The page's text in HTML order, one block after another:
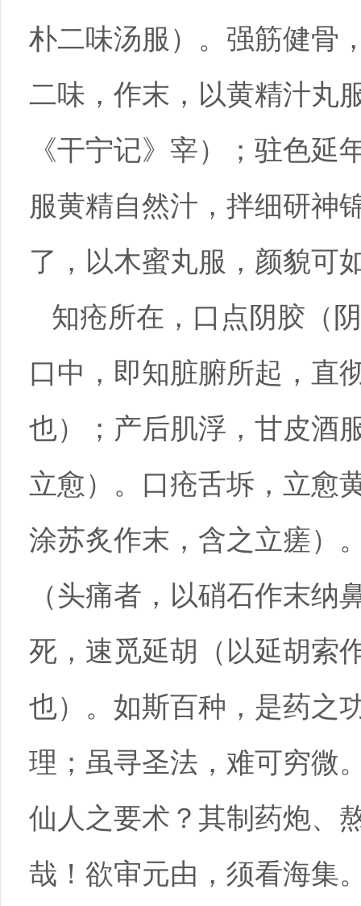
朴二味汤服）。强筋健骨
二味，作末，以黄精汁丸
《干宁记》宰）；驻色延
服黄精自然汁，拌细研神
了，以木蜜丸服，颜貌可
知疮所在，口点阴胶（
口中，即知脏腑所起，直
也）；产后肌浮，甘皮酒
立愈）。口疮舌坼，立愈
涂苏炙作末，含之立瘥）
（头痛者，以硝石作末纳
死，速觅延胡（以延胡索
也）。如斯百种，是药之
理；虽寻圣法，难可穷微
仙人之要术？其制药炮、
哉！欲审元由，须看海集